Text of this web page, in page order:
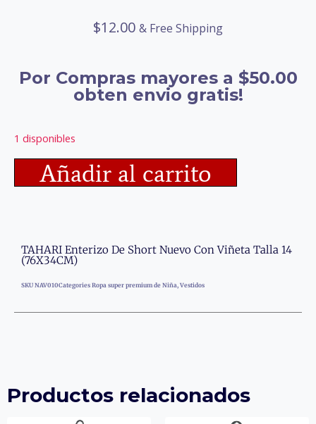
$12.00 & Free Shipping
Por Compras mayores a $50.00
obten envio gratis!
1 disponibles
Añadir al carrito
TAHARI Enterizo De Short Nuevo Con Viñeta Talla 14
(76X34CM)
SKU NAV010Categories Ropa super premium de Niña, Vestidos
Productos relacionados